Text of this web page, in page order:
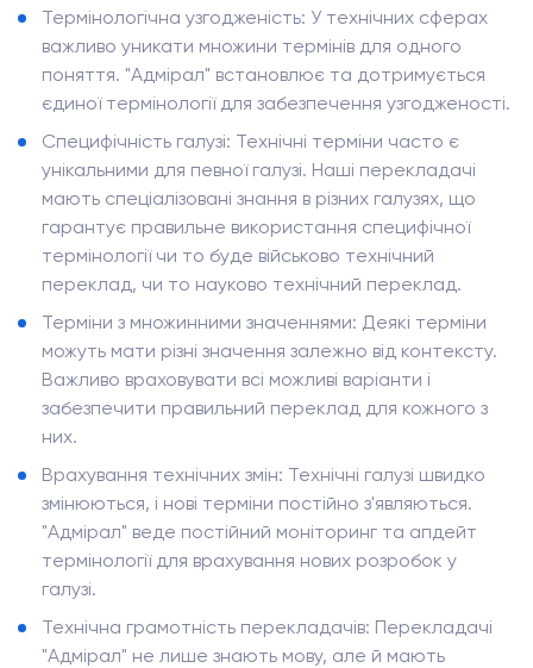
Термінологічна узгодженість: У технічних сферах
важливо уникати множини термінів для одного
поняття. "Адмірал" встановлює та дотримується
єдиної термінології для забезпечення узгодженості.
Специфічність галузі: Технічні терміни часто є
унікальними для певної галузі. Наші перекладачі
мають спеціалізовані знання в різних галузях, що
гарантує правильне використання специфічної
термінології чи то буде військово технічний
переклад, чи то науково технічний переклад.
Терміни з множинними значеннями: Деякі терміни
можуть мати різні значення залежно від контексту.
Важливо враховувати всі можливі варіанти і
забезпечити правильний переклад для кожного з
них.
Врахування технічних змін: Технічні галузі швидко
змінюються, і нові терміни постійно з'являються.
"Адмірал" веде постійний моніторинг та апдейт
термінології для врахування нових розробок у
галузі.
Технічна грамотність перекладачів: Перекладачі
"Адмірал" не лише знають мову, але й мають